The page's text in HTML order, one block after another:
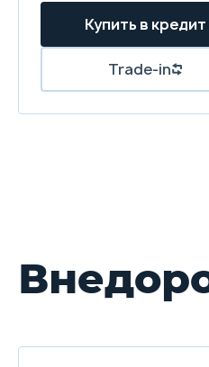
Купить в кредит
Trade-in